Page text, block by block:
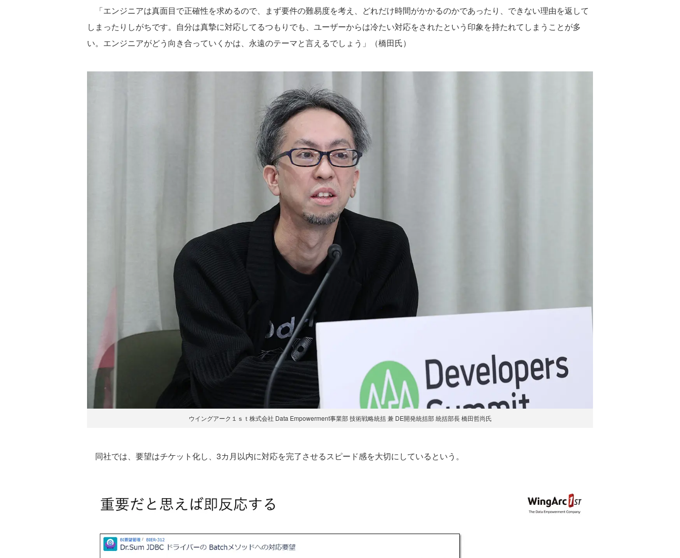
「エンジニアは真面目で正確性を求めるので、まず要件の難易度を考え、どれだけ時間がかかるのかであったり、できない理由を返して
しまったりしがちです。自分は真摯に対応してるつもりでも、ユーザーからは冷たい対応をされたという印象を持たれてしまうことが多
い。エンジニアがどう向き合っていくかは、永遠のテーマと言えるでしょう」（橋田氏）
ウイングアーク１ｓｔ株式会社 Data Empowerment事業部 技術戦略統括 兼 DE開発統括部 統括部長 橋田哲尚氏
同社では、要望はチケット化し、3カ月以内に対応を完了させるスピード感を大切にしているという。